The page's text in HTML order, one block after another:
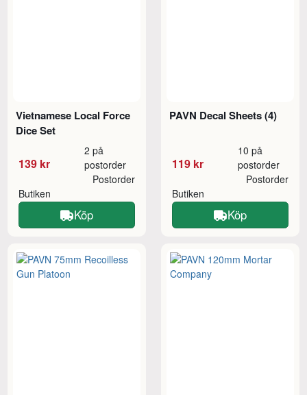
Vietnamese Local Force
Dice Set
139 kr
2 på
postorder
Butiken
Postorder
Köp
PAVN Decal Sheets (4)
119 kr
10 på
postorder
Butiken
Postorder
Köp